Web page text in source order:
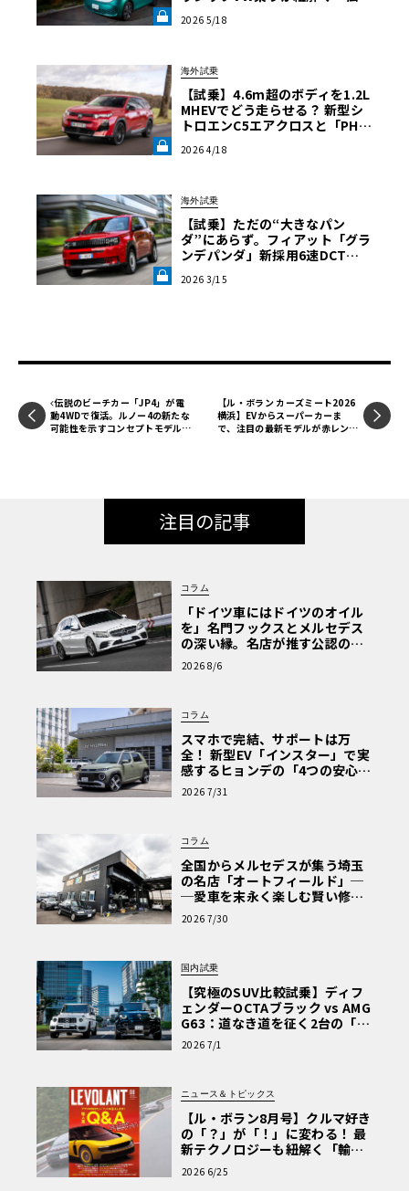
のリアル」《LE VOLANT LA
2026 5/18
海外試乗
【試乗】4.6m超のボディを1.2L
MHEVでどう走らせる？ 新型シ
トロエンC5エアクロスと「PH
ペット《LE VOLANT LAB》
2026 4/18
海外試乗
【試乗】ただの“大きなパン
ダ”にあらず。フィアット「グラ
ンデパンダ」新採用6速DCTと
する、本物の“相棒感”《LE VOL
2026 3/15
伝説のビーチカー「JP4」が電
動4WDで復活。ルノー4の新たな
可能性を示すコンセプトモデルを
【ル・ボラン カーズミート2026
横浜】EVからスーパーカーま
で、注目の最新モデルが赤レンガ
注目の記事
コラム
「ドイツ車にはドイツのオイル
を」名門フックスとメルセデス
の深い縁。名店が推す公認の安
心と、Cクラスで味わうシルキー
な走り〈PR〉
2026 8/6
コラム
スマホで完結、サポートは万
全！ 新型EV「インスター」で実
感するヒョンデの「4つの安心」
【第1回・ヒョンデ6つの疑問：
Why? Hyundai?】〈PR〉
2026 7/31
コラム
全国からメルセデスが集う埼玉
の名店「オートフィールド」─
─愛車を末永く楽しむ賢い修理
術と、プロがフックス製オイル
を選ぶ理由〈PR〉
2026 7/30
国内試乗
【究極のSUV比較試乗】ディフ
ェンダーOCTAブラック vs AMG
G63：道なき道を征く2台の「対
極的アプローチ」
2026 7/1
ニュース＆トピックス
【ル・ボラン8月号】クルマ好き
の「？」が「！」に変わる！ 最
新テクノロジーも紐解く「輸入
車Q&A」
2026 6/25